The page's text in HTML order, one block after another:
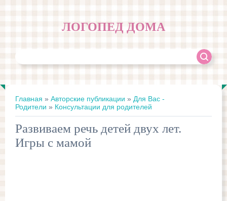
ЛОГОПЕД ДОМА
Главная » Авторские публикации » Для Вас -
Родители » Консультации для родителей
Развиваем речь детей двух лет.
Игры с мамой